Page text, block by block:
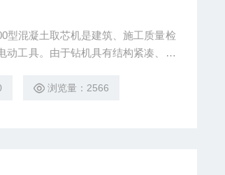
动工具。由于钻机具有结构紧凑、操
、暖气、电气及上、下水道安装施
浏览量：2566